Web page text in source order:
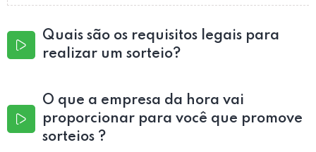
Quais são os requisitos legais para
realizar um sorteio?
O que a empresa da hora vai
proporcionar para você que promove
sorteios ?